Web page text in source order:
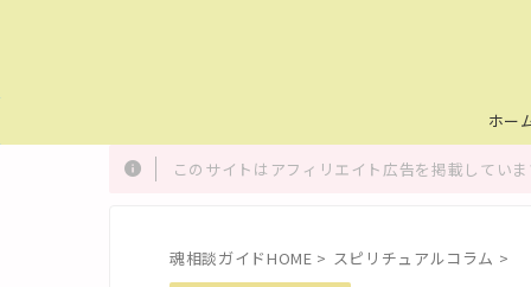
ホー
このサイトはアフィリエイト広告を掲載してい
魂相談ガイドHOME > スピリチュアルコラム >